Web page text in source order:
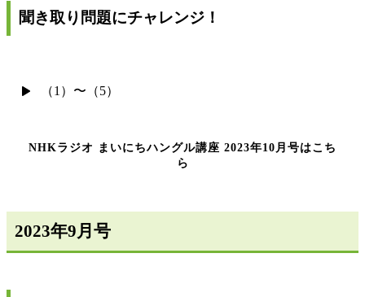
聞き取り問題にチャレンジ！
（1）〜（5）
NHKラジオ まいにちハングル講座 2023年10月号はこち
ら
2023年9月号